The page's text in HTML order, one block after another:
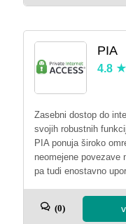
PIA
4.8
Zasebni dostop do
svojih robustnih
PIA ponuja široko
neomejene povezave
pa tudi enostavno
(0)